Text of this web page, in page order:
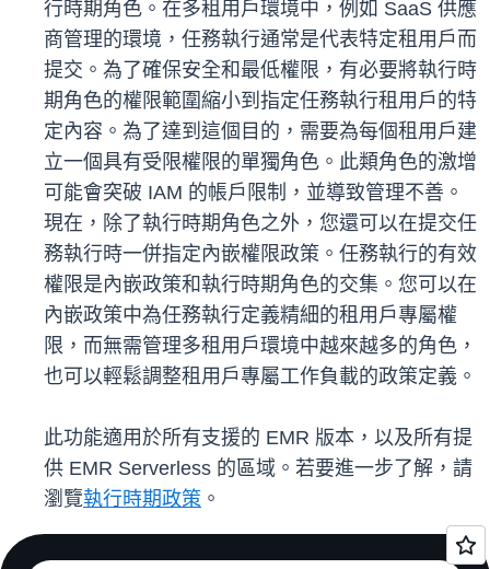
行時期角色。在多租用戶環境中，例如 SaaS 供應
商管理的環境，任務執行通常是代表特定租用戶而
提交。為了確保安全和最低權限，有必要將執行時
期角色的權限範圍縮小到指定任務執行租用戶的特
定內容。為了達到這個目的，需要為每個租用戶建
立一個具有受限權限的單獨角色。此類角色的激增
可能會突破 IAM 的帳戶限制，並導致管理不善。
現在，除了執行時期角色之外，您還可以在提交任
務執行時一併指定內嵌權限政策。任務執行的有效
權限是內嵌政策和執行時期角色的交集。您可以在
內嵌政策中為任務執行定義精細的租用戶專屬權
限，而無需管理多租用戶環境中越來越多的角色，
也可以輕鬆調整租用戶專屬工作負載的政策定義。
此功能適用於所有支援的 EMR 版本，以及所有提
供 EMR Serverless 的區域。若要進一步了解，請
瀏覽執行時期政策 。